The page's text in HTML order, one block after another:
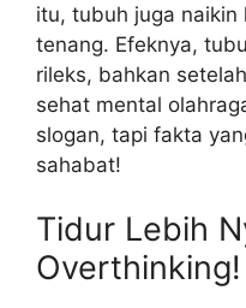
itu, tubuh juga naikin
tenang. Efeknya,
rileks, bahkan
sehat mental
slogan, tapi fakta
sahabat!
Tidur Lebih
Overthinking!